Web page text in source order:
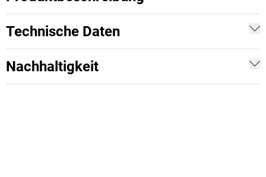
Technische Daten
Nachhaltigkeit